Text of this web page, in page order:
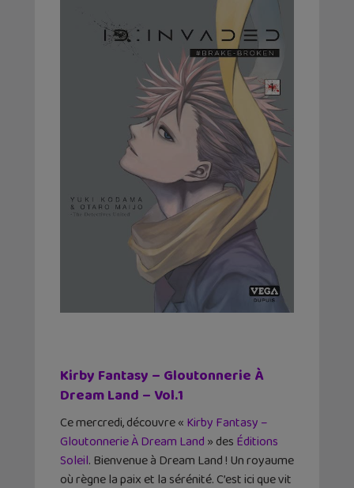
Kirby Fantasy – Gloutonnerie À
Dream Land – Vol.1
Ce mercredi, découvre « Kirby Fantasy –
Gloutonnerie À Dream Land » des Éditions
Soleil. Bienvenue à Dream Land ! Un royaume
où règne la paix et la sérénité. C’est ici que vit